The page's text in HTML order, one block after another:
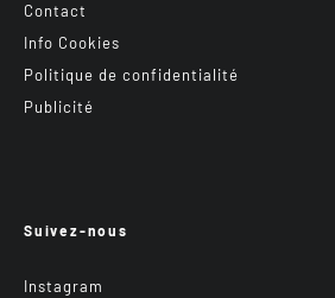
Contact
Info Cookies
Politique de confidentialité
Publicité
Suivez-nous
Instagram